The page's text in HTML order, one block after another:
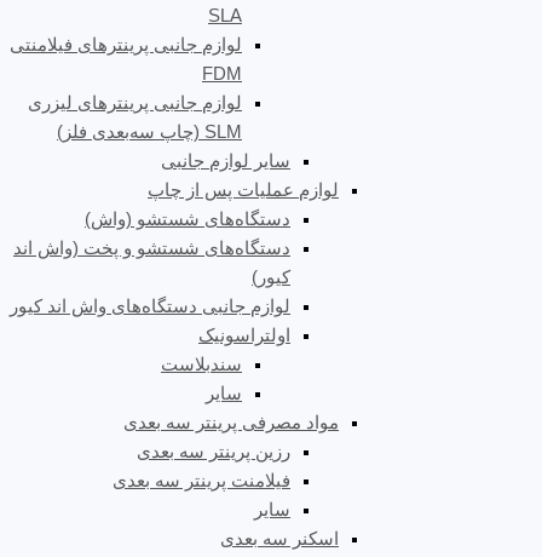
SLA
لوازم جانبی پرینترهای فیلامنتی
FDM
لوازم جانبی پرینترهای لیزری
SLM (چاپ سه‌بعدی فلز)
سایر لوازم جانبی
لوازم عملیات پس از چاپ
دستگاه‌های شستشو (واش)
دستگاه‌های شستشو و پخت (واش اند
کیور)
لوازم جانبی دستگاه‌های واش اند کیور
اولتراسونیک
سندبلاست
سایر
مواد مصرفی پرینتر سه بعدی
رزین پرینتر سه بعدی
فیلامنت پرینتر سه بعدی
سایر
اسکنر سه بعدی